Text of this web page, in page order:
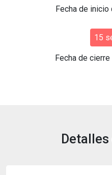
Fecha de
15
Fecha de